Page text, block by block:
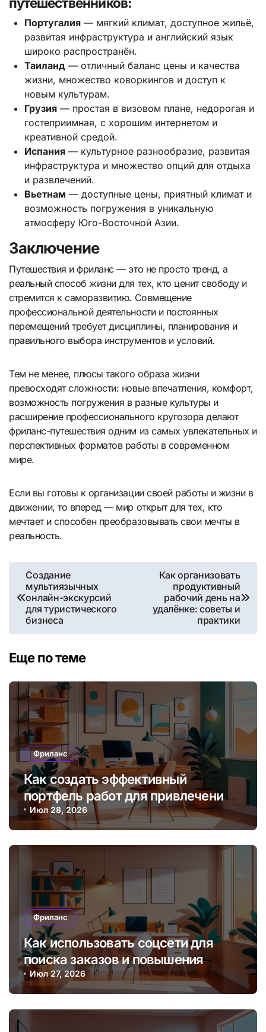
Португалия— мягкий климат, доступное жильё,
развитая инфраструктура и английский язык
широко распространён.
Таиланд— отличный баланс цены и качества
жизни, множество коворкингов и доступ к
новым культурам.
Грузия— простая в визовом плане, недорогая и
гостеприимная, с хорошим интернетом и
креативной средой.
Испания— культурное разнообразие, развитая
инфраструктура и множество опций для отдыха
и развлечений.
Вьетнам — доступные цены, приятный климат и
возможность погружения в уникальную
атмосферу Юго-Восточной Азии.
Заключение
Путешествия и фриланс — это не просто тренд, а
реальный способ жизни для тех, кто ценит свободу и
стремится к саморазвитию. Совмещение
профессиональной деятельности и постоянных
перемещений требует дисциплины, планирования и
правильного выбора инструментов и условий.
Тем не менее, плюсы такого образа жизни
превосходят сложности: новые впечатления, комфорт,
возможность погружения в разные культуры и
расширение профессионального кругозора делают
фриланс-путешествия одним из самых увлекательных и
перспективных форматов работы в современном
мире.
Если вы готовы к организации своей работы и жизни в
движении, то вперед — мир открыт для тех, кто
мечтает и способен преобразовывать свои мечты в
реальность.
Навигация
по
записям
Создание
мультиязычных
онлайн-экскурсий
для туристического
бизнеса
Как организовать
продуктивный
рабочий день на
удалёнке: советы и
практики
Еще по теме
Фриланс
Как создать эффективный
портфель работ для привлечения
клиентов на фрилансе онлайн?
Июл 28, 2026
Фриланс
Как использовать соцсети для
поиска заказов и повышения
дохода фрилансера
Июл 27, 2026